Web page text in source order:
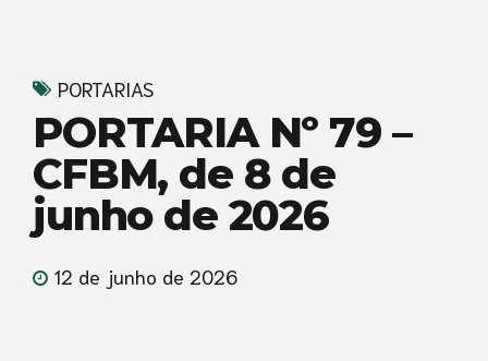
PORTARIAS
PORTARIA Nº 79 –
CFBM, de 8 de
junho de 2026
12 de junho de 2026